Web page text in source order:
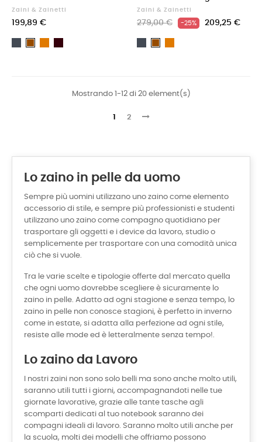
Zaini & Zainetti
199,89 €
Zaini & Zainetti
279,00 € -25% 209,25 €
Mostrando 1-12 di 20 element(s)
1 2
Lo zaino in pelle da uomo
Sempre più uomini utilizzano uno zaino come elemento
accessorio di stile, e sempre più professionisti e studenti
utilizzano uno zaino come compagno quotidiano per
trasportare gli oggetti e i device da lavoro, studio o
semplicemente per trasportare con una comodità unica
ciò che si vuole.
Tra le varie scelte e tipologie offerte dal mercato quella
che ogni uomo dovrebbe scegliere è sicuramente lo
zaino in pelle. Adatto ad ogni stagione e senza tempo, lo
zaino in pelle non conosce stagioni, è perfetto in inverno
come in estate, si adatta alla perfezione ad ogni stile,
resiste alle mode ed è letteralmente senza tempo!.
Lo zaino da Lavoro
I nostri zaini non sono solo belli ma sono anche molto utili,
saranno utili tutti i giorni, accompagnandoti nelle tue
giornate lavorative, grazie alle tante tasche agli
scomparti dedicati al tuo notebook saranno dei
compagni ideali di lavoro. Saranno molto utili anche per
la scuola, molti dei modelli che offriamo possono